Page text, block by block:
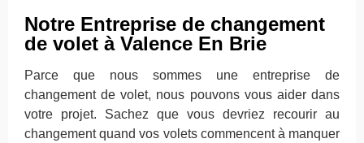
Notre Entreprise de changement
de volet à Valence En Brie
Parce que nous sommes une entreprise de
changement de volet, nous pouvons vous aider dans
votre projet. Sachez que vous devriez recourir au
changement quand vos volets commencent à manquer